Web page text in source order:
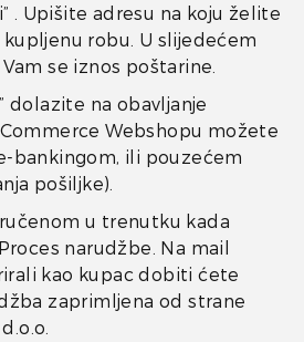
. Upišite adresu na koju želite
robu. U slijedećem
se iznos poštarine.
dolazite na obavljanje
Webshopu možete
bankingom, ili pouzećem
pošiljke).
u trenutku kada
narudžbe. Na mail
kao kupac dobiti ćete
zaprimljena od strane